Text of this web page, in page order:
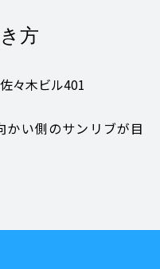
方
々木ビル401
い側のサンリブが目